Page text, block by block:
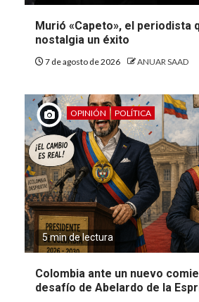
Murió «Capeto», el periodista
nostalgia un éxito
7 de agosto de 2026 ANUAR SAAD
OPINIÓN POLÍTICA
5 min de lectura
Colombia ante un nuevo
desafío de Abelardo de la